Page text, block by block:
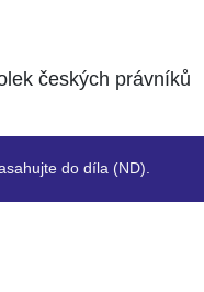
českých právníků
do díla (ND).